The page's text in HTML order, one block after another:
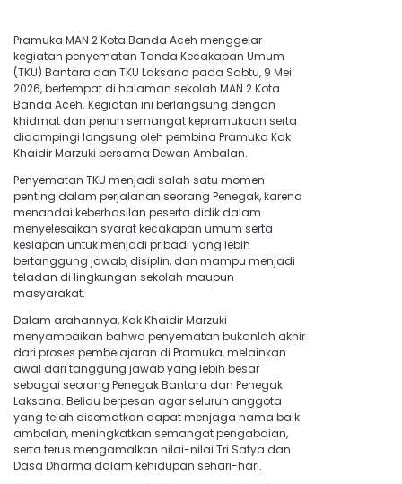
Pramuka MAN 2 Kota Banda Aceh menggelar
kegiatan penyematan Tanda Kecakapan Umum
(TKU) Bantara dan TKU Laksana pada Sabtu, 9 Mei
2026, bertempat di halaman sekolah MAN 2 Kota
Banda Aceh. Kegiatan ini berlangsung dengan
khidmat dan penuh semangat kepramukaan serta
didampingi langsung oleh pembina Pramuka Kak
Khaidir Marzuki bersama Dewan Ambalan.
Penyematan TKU menjadi salah satu momen
penting dalam perjalanan seorang Penegak, karena
menandai keberhasilan peserta didik dalam
menyelesaikan syarat kecakapan umum serta
kesiapan untuk menjadi pribadi yang lebih
bertanggung jawab, disiplin, dan mampu menjadi
teladan di lingkungan sekolah maupun
masyarakat.
Dalam arahannya, Kak Khaidir Marzuki
menyampaikan bahwa penyematan bukanlah akhir
dari proses pembelajaran di Pramuka, melainkan
awal dari tanggung jawab yang lebih besar
sebagai seorang Penegak Bantara dan Penegak
Laksana. Beliau berpesan agar seluruh anggota
yang telah disematkan dapat menjaga nama baik
ambalan, meningkatkan semangat pengabdian,
serta terus mengamalkan nilai-nilai Tri Satya dan
Dasa Dharma dalam kehidupan sehari-hari.